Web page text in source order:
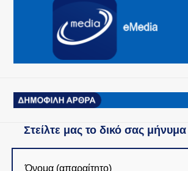
Στείλτε μας το δικό σας μήνυμα
Όνομα (απαραίτητο)